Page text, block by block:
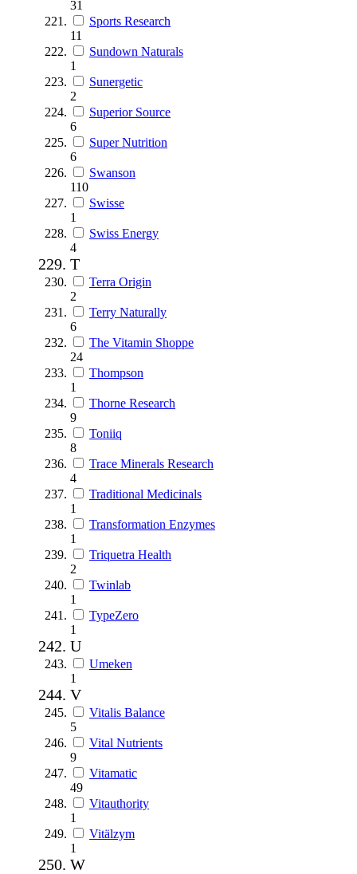
31
Sports Research
11
Sundown Naturals
1
Sunergetic
2
Superior Source
6
Super Nutrition
6
Swanson
110
Swisse
1
Swiss Energy
4
T
Terra Origin
2
Terry Naturally
6
The Vitamin Shoppe
24
Thompson
1
Thorne Research
9
Toniiq
8
Trace Minerals Research
4
Traditional Medicinals
1
Transformation Enzymes
1
Triquetra Health
2
Twinlab
1
TypeZero
1
U
Umeken
1
V
Vitalis Balance
5
Vital Nutrients
9
Vitamatic
49
Vitauthority
1
Vitälzym
1
W